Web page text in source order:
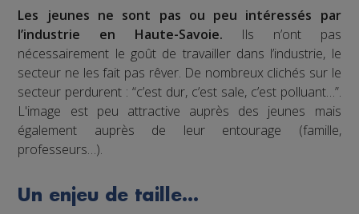
Les jeunes ne sont pas ou peu intéressés par
l’industrie en Haute-Savoie. Ils n’ont pas
nécessairement le goût de travailler dans l’industrie, le
secteur ne les fait pas rêver. De nombreux clichés sur le
secteur perdurent : “c’est dur, c’est sale, c’est polluant…”.
L'image est peu attractive auprès des jeunes mais
également auprès de leur entourage (famille,
professeurs…).
Un enjeu de taille…